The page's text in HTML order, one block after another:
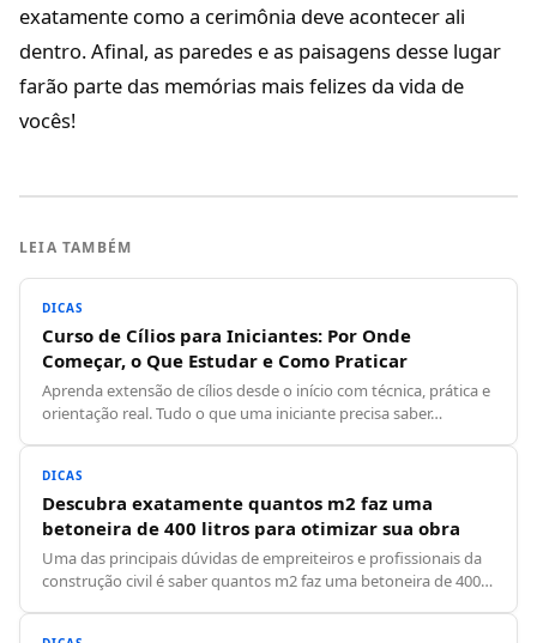
exatamente como a cerimônia deve acontecer ali
dentro. Afinal, as paredes e as paisagens desse lugar
farão parte das memórias mais felizes da vida de
vocês!
LEIA TAMBÉM
DICAS
Curso de Cílios para Iniciantes: Por Onde
Começar, o Que Estudar e Como Praticar
Aprenda extensão de cílios desde o início com técnica, prática e
orientação real. Tudo o que uma iniciante precisa saber…
DICAS
Descubra exatamente quantos m2 faz uma
betoneira de 400 litros para otimizar sua obra
Uma das principais dúvidas de empreiteiros e profissionais da
construção civil é saber quantos m2 faz uma betoneira de 400…